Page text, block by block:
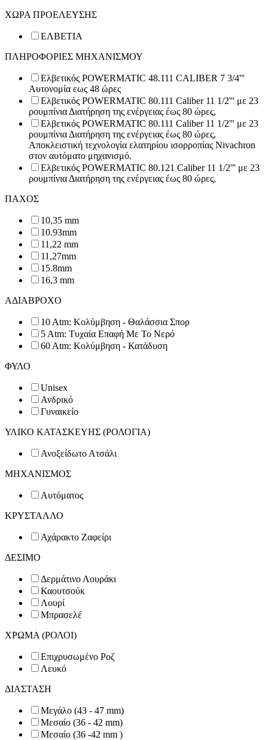
ΧΩΡΑ ΠΡΟΕΛΕΥΣΗΣ
ΕΛΒΕΤΙΑ
ΠΛΗΡΟΦΟΡΙΕΣ ΜΗΧΑΝΙΣΜΟΥ
Ελβετικός POWERMATIC 48.111 CALIBER 7 3/4'''
Αυτονομία εως 48 ώρες
Ελβετικός POWERMATIC 80.111 Caliber 11 1/2''' με 23
ρουμπίνια Διατήρηση της ενέργειας έως 80 ώρες,
Ελβετικός POWERMATIC 80.111 Caliber 11 1/2''' με 23
ρουμπίνια Διατήρηση της ενέργειας έως 80 ώρες,
Αποκλειστική τεχνολογία ελατηρίου ισορροπίας Nivachron
στον αυτόματο μηχανισμό.
Ελβετικός POWERMATIC 80.121 Caliber 11 1/2''' με 23
ρουμπίνια Διατήρηση της ενέργειας έως 80 ώρες,
ΠΑΧΟΣ
10,35 mm
10.93mm
11,22 mm
11,27mm
15.8mm
16,3 mm
ΑΔΙΑΒΡΟΧΟ
10 Atm: Κολύμβηση - Θαλάσσια Σπορ
5 Atm: Τυχαία Επαφή Με Το Νερό
60 Atm: Κολύμβηση - Κατάδυση
ΦΥΛΟ
Unisex
Ανδρικό
Γυναικείο
ΥΛΙΚΟ ΚΑΤΑΣΚΕΥΗΣ (ΡΟΛΟΓΙΑ)
Ανοξείδωτο Ατσάλι
ΜΗΧΑΝΙΣΜΟΣ
Αυτόματος
ΚΡΥΣΤΑΛΛΟ
Αχάρακτο Ζαφείρι
ΔΕΣΙΜΟ
Δερμάτινο Λουράκι
Καουτσούκ
Λουρί
Μπρασελέ
ΧΡΩΜΑ (ΡΟΛΟΙ)
Επιχρυσωμένο Ροζ
Λευκό
ΔΙΑΣΤΑΣΗ
Μεγάλο (43 - 47 mm)
Μεσαίο (36 - 42 mm)
Μεσαίο (36 -42 mm )